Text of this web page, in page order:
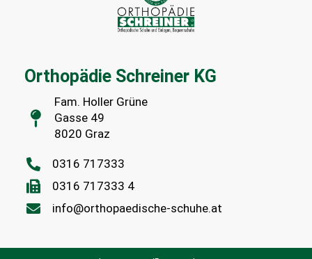
Orthopädie Schreiner KG
Fam. Holler Grüne
Gasse 49
8020 Graz
0316 717333
0316 717333 4
info@orthopaedische-schuhe.at